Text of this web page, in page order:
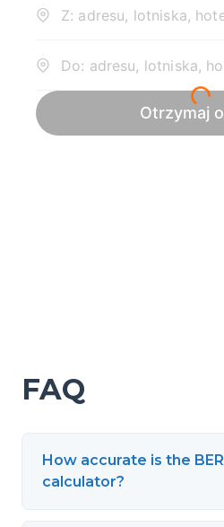
FAQ
How accurate is the
calculator?